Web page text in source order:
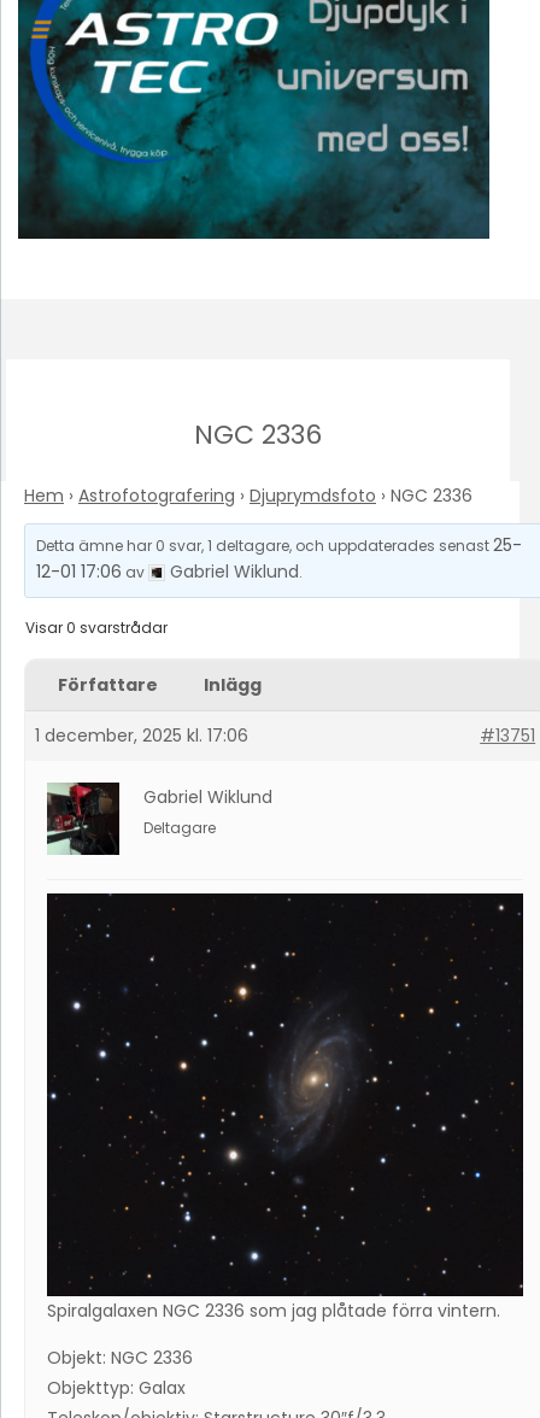
NGC 2336
Hem › Astrofotografering › Djuprymdsfoto › NGC 2336
Detta ämne har 0 svar, 1 deltagare, och uppdaterades senast25-
12-01 17:06 av Gabriel Wiklund.
Visar 0 svarstrådar
Författare Inlägg
1 december, 2025 kl. 17:06 #13751
Gabriel Wiklund
Deltagare
Spiralgalaxen NGC 2336 som jag plåtade förra vintern.
Objekt: NGC 2336
Objekttyp: Galax